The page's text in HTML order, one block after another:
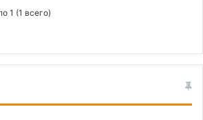
1 (1 всего)